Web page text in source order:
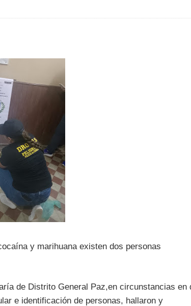
y marihuana existen dos personas
de Distrito General Paz,en circunstancias en
e identificación de personas, hallaron y